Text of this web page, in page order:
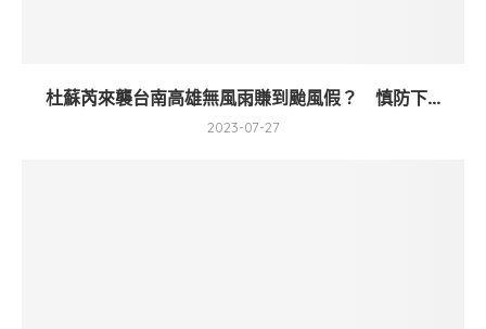
杜蘇芮來襲台南高雄無風雨賺到颱風假？ 慎防下...
2023-07-27